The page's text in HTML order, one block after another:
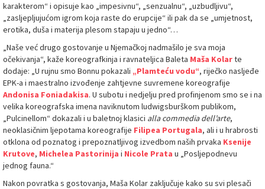
karakterom“ i opisuje kao „impesivnu“, „senzualnu“, „uzbudljivu“,
„zasljepljujućom igrom koja raste do erupcije“ ili pak da se „umjetnost,
erotika, duša i materija plesom stapaju u jedno“…
„Naše već drugo gostovanje u Njemačkoj nadmašilo je sva moja
očekivanja“, kaže koreografkinja i ravnateljica Baleta Maša Kolarte
dodaje: „U rujnu smo Bonnu pokazali „Plamteću vodu“, riječko nasljeđe
EPK-a i maestralno izvođenje zahtjevne suvremene koreografije
Andonisa Foniadakisa. U subotu i nedjelju pred profinjenom smo se i na
velika koreografska imena naviknutom ludwigsburškom publikom,
„Pulcinellom“ dokazali i u baletnoj klasici alla commedia dell’arte,
neoklasičnim ljepotama koreografije Filipea Portugala, ali i u hrabrosti
otklona od poznatog i prepoznatljivog izvedbom naših prvaka Ksenije
Krutove, Michelea Pastorinija i Nicole Prata u „Posljepodnevu
jednog fauna.“
Nakon povratka s gostovanja, Maša Kolar zaključuje kako su svi plesači